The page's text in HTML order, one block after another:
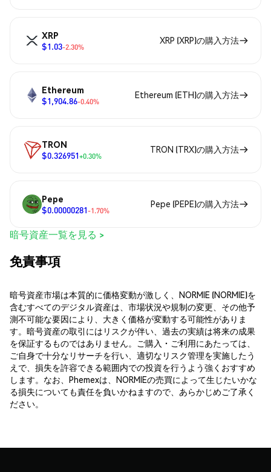
XRP
$1.03-2.30%
XRP (XRP)の購入方法
Ethereum
$1,904.86-0.40%
Ethereum (ETH)の購入方法
TRON
$0.326951+0.30%
TRON (TRX)の購入方法
Pepe
$0.00000281-1.70%
Pepe (PEPE)の購入方法
暗号資産一覧を見る >
免責事項
暗号資産市場は本質的に価格変動が激しく、NORMIE (NORMIE)を
含むすべてのデジタル資産は、市場状況や規制の変更、その他予
測不可能な要因により、大きく価格が変動する可能性がありま
す。暗号資産の取引にはリスクが伴い、過去の実績は将来の成果
を保証するものではありません。ご購入・ご利用にあたっては、
ご自身で十分なリサーチを行い、適切なリスク管理を実施したう
えで、損失を許容できる範囲内での投資を行うよう強くおすすめ
します。なお、Phemexは、NORMIEの売買によって生じたいかな
る損失についても責任を負いかねますので、あらかじめご了承く
ださい。